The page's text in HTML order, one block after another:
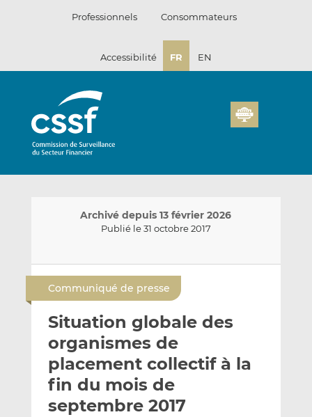
Professionnels Consommateurs
Accessibilité FR EN
Archivé depuis 13 février 2026
Publié le 31 octobre 2017
n
v
o
y
p
a
r
a
r
t
a
g
e
r
s
u
a
r
t
a
g
e
r
s
u
Communiqué de presse
Situation globale des
organismes de
placement collectif à la
fin du mois de
septembre 2017